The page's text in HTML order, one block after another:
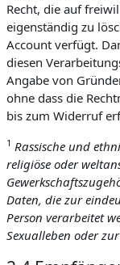
Recht, die auf
eigenständig zu
Account verfügt.
diesen
Angabe von
ohne dass die
bis zum Widerruf
1 Rassische und
religiöse oder
Daten, die zur
Person verarbeitet
Sexualleben oder